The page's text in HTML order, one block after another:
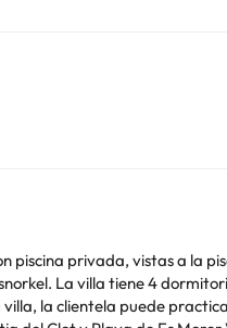
piscina privada, vistas a la
de pantalla